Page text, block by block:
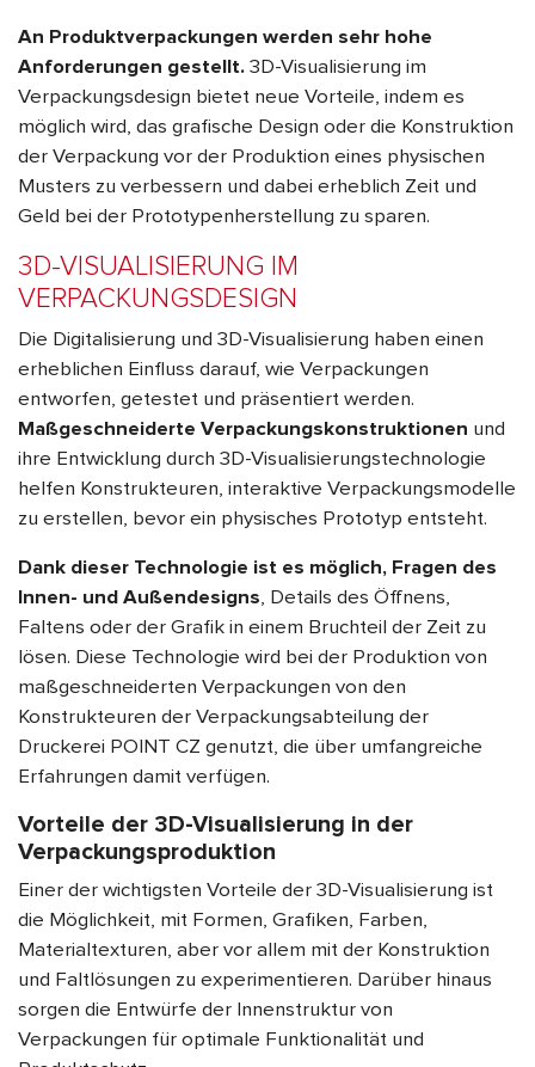
An Produktverpackungen werden sehr hohe
Anforderungen gestellt. 3D-Visualisierung im
Verpackungsdesign bietet neue Vorteile, indem es
möglich wird, das grafische Design oder die Konstruktion
der Verpackung vor der Produktion eines physischen
Musters zu verbessern und dabei erheblich Zeit und
Geld bei der Prototypenherstellung zu sparen.
3D-VISUALISIERUNG IM
VERPACKUNGSDESIGN
Die Digitalisierung und 3D-Visualisierung haben einen
erheblichen Einfluss darauf, wie Verpackungen
entworfen, getestet und präsentiert werden.
Maßgeschneiderte Verpackungskonstruktionen und
ihre Entwicklung durch 3D-Visualisierungstechnologie
helfen Konstrukteuren, interaktive Verpackungsmodelle
zu erstellen, bevor ein physisches Prototyp entsteht.
Dank dieser Technologie ist es möglich, Fragen des
Innen- und Außendesigns, Details des Öffnens,
Faltens oder der Grafik in einem Bruchteil der Zeit zu
lösen. Diese Technologie wird bei der Produktion von
maßgeschneiderten Verpackungen von den
Konstrukteuren der Verpackungsabteilung der
Druckerei POINT CZ genutzt, die über umfangreiche
Erfahrungen damit verfügen.
Vorteile der 3D-Visualisierung in der
Verpackungsproduktion
Einer der wichtigsten Vorteile der 3D-Visualisierung ist
die Möglichkeit, mit Formen, Grafiken, Farben,
Materialtexturen, aber vor allem mit der Konstruktion
und Faltlösungen zu experimentieren. Darüber hinaus
sorgen die Entwürfe der Innenstruktur von
Verpackungen für optimale Funktionalität und